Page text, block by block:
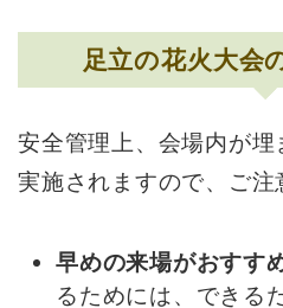
足立の花火大会
安全管理上、会場内が
実施されますので、ご注
早めの来場がおすす
るためには、できる